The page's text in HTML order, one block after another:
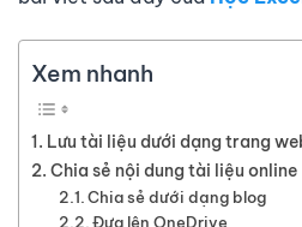
Xem nhanh
Lưu tài liệu dưới dạng trang
Chia sẻ nội dung tài liệu online
Chia sẻ dưới dạng blog
Đưa lên OneDrive